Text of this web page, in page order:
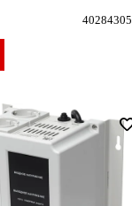
40284305